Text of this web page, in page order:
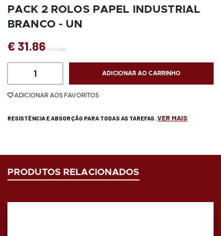
PACK 2 ROLOS PAPEL INDUSTRIAL
BRANCO - UN
€ 31.86 IVA incluído
ADICIONAR AO CARRINHO
ADICIONAR AOS FAVORITOS
RESISTÊNCIA E ABSORÇÃO PARA TODAS AS TAREFAS.VER MAIS
PRODUTOS RELACIONADOS